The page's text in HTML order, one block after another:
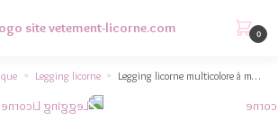
0
» Legging licorne » Legging licorne multicolore à motifs arc-en-ciel